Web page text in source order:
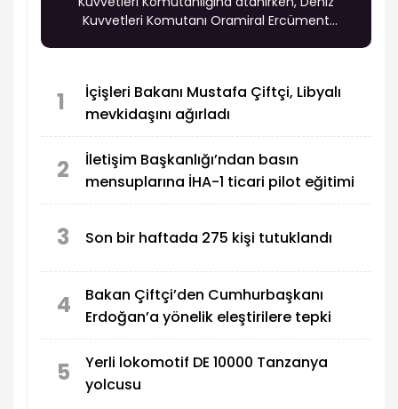
Kuvvetleri Komutanı Oramiral Ercüment
1
İçişleri Bakanı Mustafa Çiftçi, Libyalı
mevkidaşını ağırladı
2
İletişim Başkanlığı’ndan basın
mensuplarına İHA-1 ticari pilot eğitimi
3 Son bir haftada 275 kişi tutuklandı
4
Bakan Çiftçi’den Cumhurbaşkanı
Erdoğan’a yönelik eleştirilere tepki
5
Yerli lokomotif DE 10000 Tanzanya
yolcusu